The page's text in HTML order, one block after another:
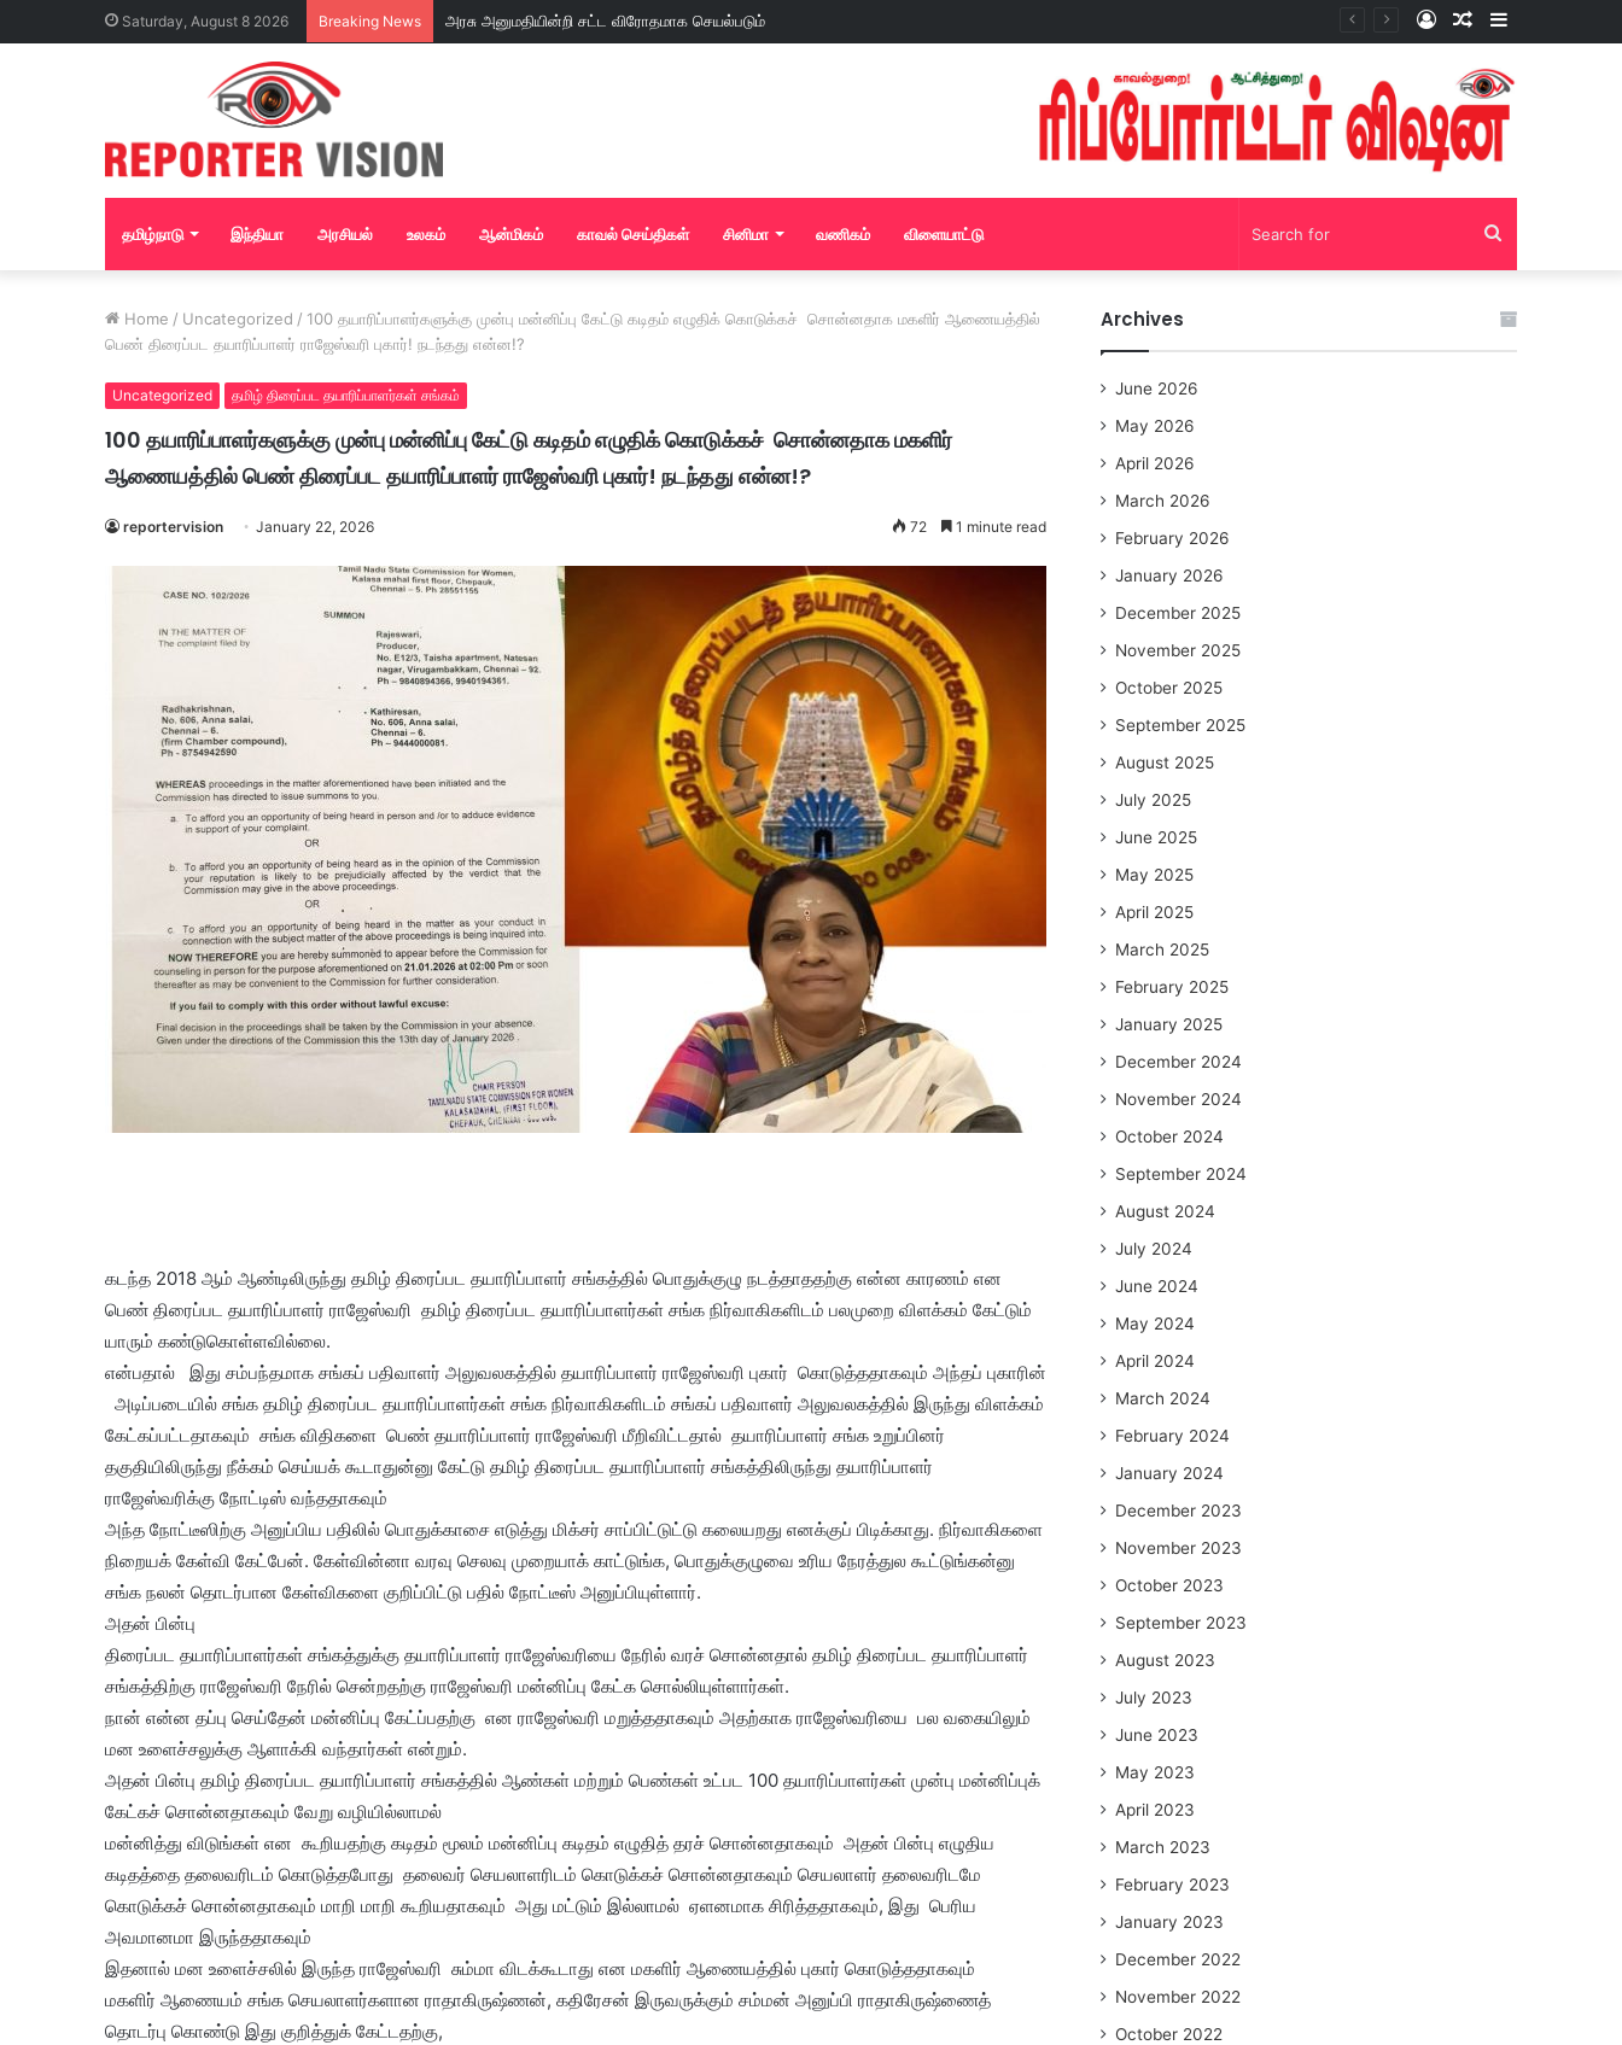
Saturday, August 8 2026 Breaking News அரசு அனுமதியின்றி சட்ட விரோதமாக செயல்படும்
கண்டுகொள்ளாமல் கல்லாக கட்டும் வாடிப்பட்டி காவல்துறை..! நடவடிக்கை எடுப்பாரா மதுரை மாவட்ட ஆட்சியர் மற்றும் காவல் கண்காணிப்பாளர்..!?
Sidebar
Random
Log
தமிழ்நாடு இந்தியா அரசியல் உலகம் ஆன்மிகம் காவல் செய்திகள் சினிமா வணிகம் விளையாட்டு Search
Home / Uncategorized / 100 தயாரிப்பாளர்களுக்கு முன்பு மன்னிப்பு கேட்டு கடிதம் எழுதிக் கொடுக்கச் சொன்னதாக மகளிர் ஆணையத்தில்
பெண் திரைப்பட தயாரிப்பாளர் ராஜேஸ்வரி புகார்! நடந்தது என்ன!?
Uncategorized தமிழ் திரைப்பட தயாரிப்பாளர்கள் சங்கம்
100 தயாரிப்பாளர்களுக்கு முன்பு மன்னிப்பு கேட்டு கடிதம் எழுதிக் கொடுக்கச் சொன்னதாக மகளிர்
ஆணையத்தில் பெண் திரைப்பட தயாரிப்பாளர் ராஜேஸ்வரி புகார்! நடந்தது என்ன!?
reportervision January 22, 2026 72 1 minute read
கடந்த 2018 ஆம் ஆண்டிலிருந்து தமிழ் திரைப்பட தயாரிப்பாளர் சங்கத்தில் பொதுக்குழு நடத்தாததற்கு என்ன காரணம் என
பெண் திரைப்பட தயாரிப்பாளர் ராஜேஸ்வரி தமிழ் திரைப்பட தயாரிப்பாளர்கள் சங்க நிர்வாகிகளிடம் பலமுறை விளக்கம் கேட்டும்
யாரும் கண்டுகொள்ளவில்லை.
என்பதால் இது சம்பந்தமாக சங்கப் பதிவாளர் அலுவலகத்தில் தயாரிப்பாளர் ராஜேஸ்வரி புகார் கொடுத்ததாகவும் அந்தப் புகாரின்
அடிப்படையில் சங்க தமிழ் திரைப்பட தயாரிப்பாளர்கள் சங்க நிர்வாகிகளிடம் சங்கப் பதிவாளர் அலுவலகத்தில் இருந்து விளக்கம்
கேட்கப்பட்டதாகவும் சங்க விதிகளை பெண் தயாரிப்பாளர் ராஜேஸ்வரி மீறிவிட்டதால் தயாரிப்பாளர் சங்க உறுப்பினர்
தகுதியிலிருந்து நீக்கம் செய்யக் கூடாதுன்னு கேட்டு தமிழ் திரைப்பட தயாரிப்பாளர் சங்கத்திலிருந்து தயாரிப்பாளர்
ராஜேஸ்வரிக்கு நோட்டிஸ் வந்ததாகவும்
அந்த நோட்டீஸிற்கு அனுப்பிய பதிலில் பொதுக்காசை எடுத்து மிக்சர் சாப்பிட்டுட்டு கலையறது எனக்குப் பிடிக்காது. நிர்வாகிகளை
நிறையக் கேள்வி கேட்பேன். கேள்வின்னா வரவு செலவு முறையாக் காட்டுங்க, பொதுக்குழுவை உரிய நேரத்துல கூட்டுங்கன்னு
சங்க நலன் தொடர்பான கேள்விகளை குறிப்பிட்டு பதில் நோட்டீஸ் அனுப்பியுள்ளார்.
அதன் பின்பு
திரைப்பட தயாரிப்பாளர்கள் சங்கத்துக்கு தயாரிப்பாளர் ராஜேஸ்வரியை நேரில் வரச் சொன்னதால் தமிழ் திரைப்பட தயாரிப்பாளர்
சங்கத்திற்கு ராஜேஸ்வரி நேரில் சென்றதற்கு ராஜேஸ்வரி மன்னிப்பு கேட்க சொல்லியுள்ளார்கள்.
நான் என்ன தப்பு செய்தேன் மன்னிப்பு கேட்ப்பதற்கு என ராஜேஸ்வரி மறுத்ததாகவும் அதற்காக ராஜேஸ்வரியை பல வகையிலும்
மன உளைச்சலுக்கு ஆளாக்கி வந்தார்கள் என்றும்.
அதன் பின்பு தமிழ் திரைப்பட தயாரிப்பாளர் சங்கத்தில் ஆண்கள் மற்றும் பெண்கள் உட்பட 100 தயாரிப்பாளர்கள் முன்பு மன்னிப்புக்
கேட்கச் சொன்னதாகவும் வேறு வழியில்லாமல்
மன்னித்து விடுங்கள் என கூறியதற்கு கடிதம் மூலம் மன்னிப்பு கடிதம் எழுதித் தரச் சொன்னதாகவும் அதன் பின்பு எழுதிய
கடிதத்தை தலைவரிடம் கொடுத்தபோது தலைவர் செயலாளரிடம் கொடுக்கச் சொன்னதாகவும் செயலாளர் தலைவரிடமே
கொடுக்கச் சொன்னதாகவும் மாறி மாறி கூறியதாகவும் அது மட்டும் இல்லாமல் ஏளனமாக சிரித்ததாகவும், இது பெரிய
அவமானமா இருந்ததாகவும்
இதனால் மன உளைச்சலில் இருந்த ராஜேஸ்வரி சும்மா விடக்கூடாது என மகளிர் ஆணையத்தில் புகார் கொடுத்ததாகவும்
மகளிர் ஆணையம் சங்க செயலாளர்களான ராதாகிருஷ்ணன், கதிரேசன் இருவருக்கும் சம்மன் அனுப்பி ராதாகிருஷ்ணைத்
தொடர்பு கொண்டு இது குறித்துக் கேட்டதற்கு,
Archives
June 2026
May 2026
April 2026
March 2026
February 2026
January 2026
December 2025
November 2025
October 2025
September 2025
August 2025
July 2025
June 2025
May 2025
April 2025
March 2025
February 2025
January 2025
December 2024
November 2024
October 2024
September 2024
August 2024
July 2024
June 2024
May 2024
April 2024
March 2024
February 2024
January 2024
December 2023
November 2023
October 2023
September 2023
August 2023
July 2023
June 2023
May 2023
April 2023
March 2023
February 2023
January 2023
December 2022
November 2022
October 2022